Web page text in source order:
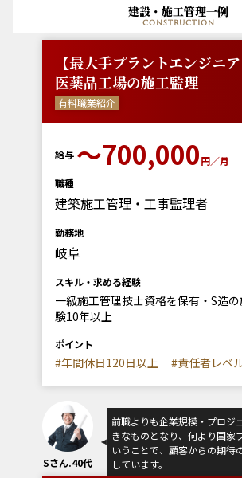
建設・施工管理一例
construction
【最大手プラントエンジニア
医薬品工場の施工監理
有料職業紹介
給与 〜700,000円／月
職種
建築施工管理・工事監理者
勤務地
岐阜
スキル・求める経験
一級施工管理技士資格を保有・S造
験10年以上
ポイント
#年間休日120日以上 #責任者レベ
Sさん.40代
前職よりも企業規模・プロジ
きなものとなり、何より国家
いうことで、顧客からの期待
しています。